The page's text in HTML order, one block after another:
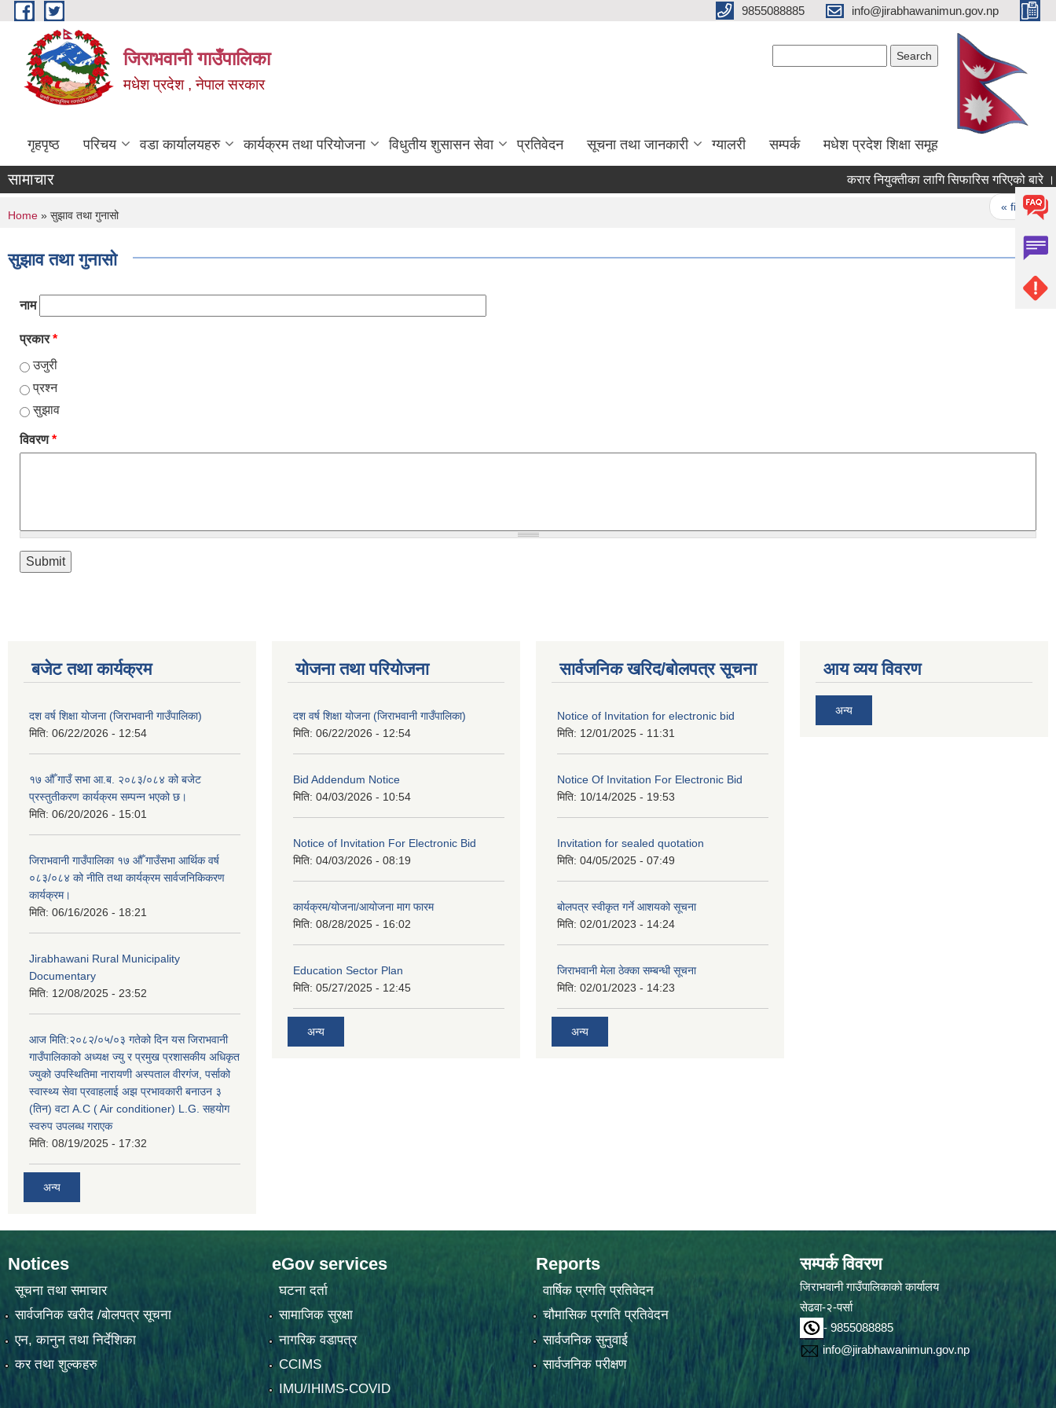
Skip to main content 9855088885 info@jirabhawanimun.gov.np
जिराभवानी गाउँपालिका
मधेश प्रदेश , नेपाल सरकार
गृहपृष्ठ परिचय वडा कार्यालयहरु कार्यक्रम तथा परियोजना विधुतीय शुसासन सेवा प्रतिवेदन सूचना तथा जानकारी ग्यालरी सम्पर्क मधेश प्रदेश शिक्षा समूह
सामाचार करार नियुक्तीका लागि सिफारिस गरिएको बारे ।
« first ‹
You are here
Home » सुझाव तथा गुनासो
सुझाव तथा गुनासो
नाम
प्रकार*
उजुरी
प्रश्न
सुझाव
विवरण*
बजेट तथा कार्यक्रम
दश वर्ष शिक्षा योजना (जिराभवानी गाउँपालिका)
मिति: 06/22/2026 - 12:54
१७ औँ गाउँ सभा आ.ब. २०८३/०८४ को बजेट
प्रस्तुतीकरण कार्यक्रम सम्पन्न भएको छ।
मिति: 06/20/2026 - 15:01
जिराभवानी गाउँपालिका १७ औँ गाउँसभा आर्थिक वर्ष
०८३/०८४ को नीति तथा कार्यक्रम सार्वजनिकिकरण
कार्यक्रम।
मिति: 06/16/2026 - 18:21
Jirabhawani Rural Municipality
Documentary
मिति: 12/08/2025 - 23:52
आज मिति:२०८२/०५/०३ गतेको दिन यस जिराभवानी
गाउँपालिकाको अध्यक्ष ज्यु र प्रमुख प्रशासकीय अधिकृत
ज्युको उपस्थितिमा नारायणी अस्पताल वीरगंज, पर्साको
स्वास्थ्य सेवा प्रवाहलाई अझ प्रभावकारी बनाउन ३
(तिन) वटा A.C ( Air conditioner) L.G. सहयाेग
स्वरुप उपलब्ध गराएक
मिति: 08/19/2025 - 17:32
अन्य
योजना तथा परियोजना
दश वर्ष शिक्षा योजना (जिराभवानी गाउँपालिका)
मिति: 06/22/2026 - 12:54
Bid Addendum Notice
मिति: 04/03/2026 - 10:54
Notice of Invitation For Electronic Bid
मिति: 04/03/2026 - 08:19
कार्यक्रम/योजना/आयोजना माग फारम
मिति: 08/28/2025 - 16:02
Education Sector Plan
मिति: 05/27/2025 - 12:45
अन्य
सार्वजनिक खरिद/बोलपत्र सूचना
Notice of Invitation for electronic bid
मिति: 12/01/2025 - 11:31
Notice Of Invitation For Electronic Bid
मिति: 10/14/2025 - 19:53
Invitation for sealed quotation
मिति: 04/05/2025 - 07:49
बोलपत्र स्वीकृत गर्ने आशयको सूचना
मिति: 02/01/2023 - 14:24
जिराभवानी मेला ठेक्का सम्बन्धी सूचना
मिति: 02/01/2023 - 14:23
अन्य
आय व्यय विवरण
अन्य
Notices
सूचना तथा समाचार
सार्वजनिक खरीद /बोलपत्र सूचना
एन, कानुन तथा निर्देशिका
कर तथा शुल्कहरु
eGov services
घटना दर्ता
सामाजिक सुरक्षा
नागरिक वडापत्र
CCIMS
IMU/IHIMS-COVID
Reports
वार्षिक प्रगति प्रतिवेदन
चौमासिक प्रगति प्रतिवेदन
सार्वजनिक सुनुवाई
सार्वजनिक परीक्षण
सम्पर्क विवरण
जिराभवानी गाउँपालिकाको कार्यालय
सेढवा-२-पर्सा
- 9855088885
info@jirabhawanimun.gov.np